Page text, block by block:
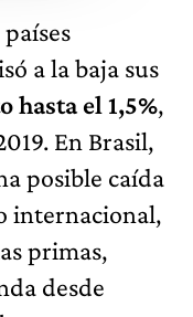
a la baja sus
hasta el 1,5%,
En Brasil,
posible caída
internacional,
primas,
desde